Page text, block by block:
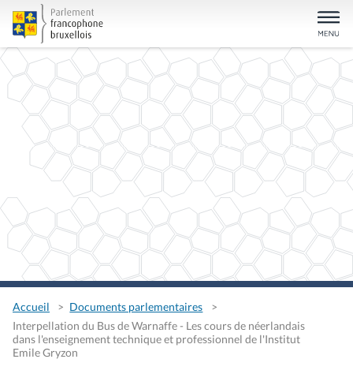
Accueil
Documents parlementaires
Interpellation du Bus de Warnaffe - Les cours de néerlandais
dans l'enseignement technique et professionnel de l'Institut
Emile Gryzon